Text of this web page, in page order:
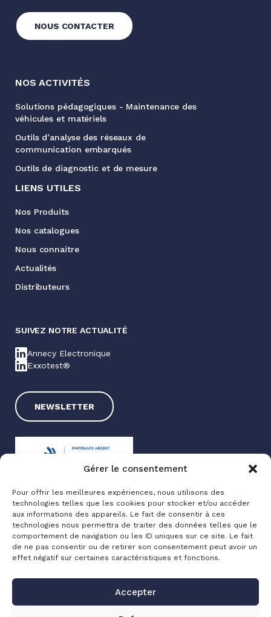
Gérer le consentement
Pour offrir les meilleures expériences, nous utilisons des
technologies telles que les cookies pour stocker et/ou accéder
aux informations des appareils. Le fait de consentir à ces
technologies nous permettra de traiter des données telles que le
comportement de navigation ou les ID uniques sur ce site. Le fait
de ne pas consentir ou de retirer son consentement peut avoir un
effet négatif sur certaines caractéristiques et fonctions.
Accepter
NOUS CONTACTER
NOS ACTIVITÉS
Solutions pédagogiques - Maintenance des
véhicules et matériels
Outils d’analyse des réseaux de
communication embarqués
Outils de diagnostic et de mesure
LIENS UTILES
Nos Produits
Nos catalogues
Nous connaitre
Actualités
Distributeurs
SUIVEZ NOTRE ACTUALITÉ
Annecy Electronique
Exxotest®
NEWSLETTER
Exxotest® 2025
Mentions légales
Politique de confidentialité
Made with love byAltimax